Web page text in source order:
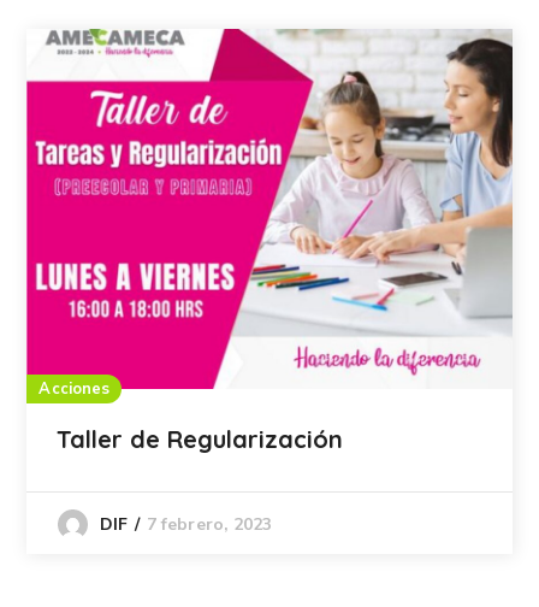
Acciones
Taller de Regularización
DIF 7 febrero, 2023